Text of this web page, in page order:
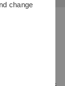
und
der
sich in
change